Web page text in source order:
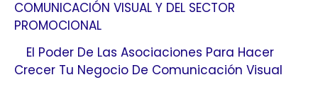
COMUNICACIÓN VISUAL Y DEL SECTOR
PROMOCIONAL
El Poder De Las Asociaciones Para Hacer
Crecer Tu Negocio De Comunicación Visual